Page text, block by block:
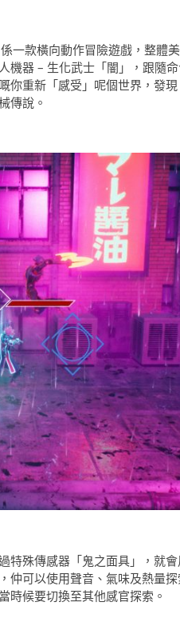
一款橫向動作冒險遊戲，整體
機器 – 生化武士「闇」，跟隨
你重新「感受」呢個世界，發
傳說。
特殊傳感器「鬼之面具」，就
仲可以使用聲音、氣味及熱量
時候要切換至其他感官探索。